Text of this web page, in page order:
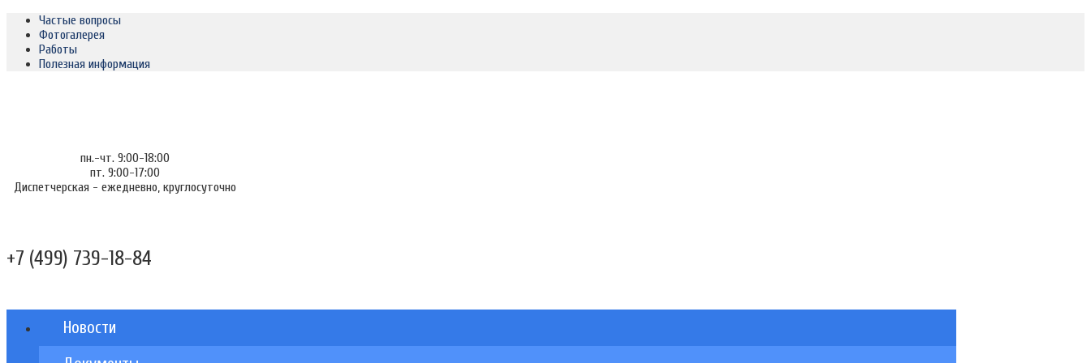
Частые вопросы
Фотогалерея
Работы
Полезная информация
пн.-чт. 9:00-18:00
пт. 9:00-17:00
Диспетчерская - ежедневно, круглосуточно
+7 (499) 739-18-84
Новости